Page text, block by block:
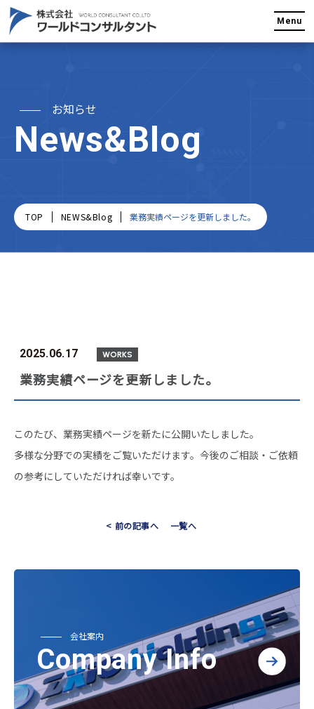
Menu
お知らせ
News&Blog
TOP NEWS&Blog 業務実績ページを更新しました。
2025.06.17 WORKS
業務実績ページを更新しました。
このたび、業務実績ページを新たに公開いたしました。
多様な分野での実績をご覧いただけます。今後のご相談・ご依頼
の参考にしていただければ幸いです。
< 前の記事へ 一覧へ
会社案内
Company Info